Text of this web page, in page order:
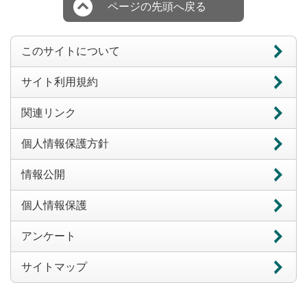
ページの先頭へ戻る
このサイトについて
サイト利用規約
関連リンク
個人情報保護方針
情報公開
個人情報保護
アンケート
サイトマップ